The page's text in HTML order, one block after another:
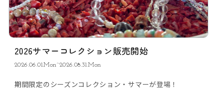
2026サマーコレクション販売開始
2026.06.01.Mon~2026.08.31.Mon
期間限定のシーズンコレクション・サマーが登場！